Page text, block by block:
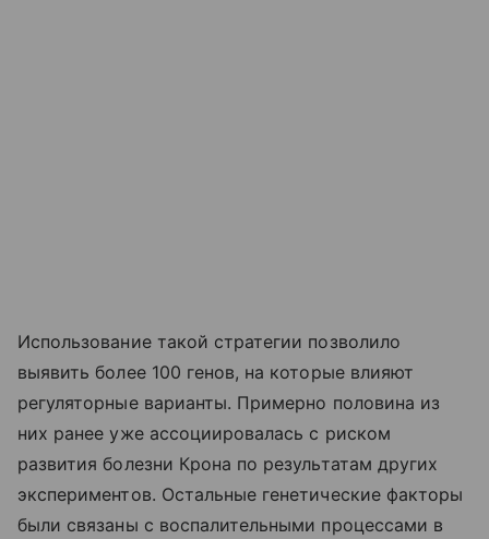
Использование такой стратегии позволило
выявить более 100 генов, на которые влияют
регуляторные варианты. Примерно половина из
них ранее уже ассоциировалась с риском
развития болезни Крона по результатам других
экспериментов. Остальные генетические факторы
были связаны с воспалительными процессами в